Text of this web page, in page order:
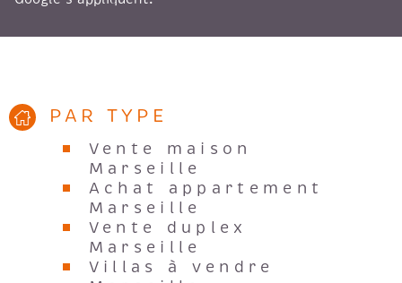
Marseille
Achat appartement
Marseille
Vente duplex
Marseille
Villas à vendre
Marseille